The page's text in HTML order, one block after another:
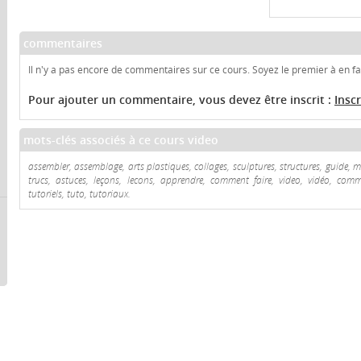
commentaires
Il n'y a pas encore de commentaires sur ce cours. Soyez le premier à en
Pour ajouter un commentaire, vous devez être inscrit :
mots-clés associés à ce cours video
assembler, assemblage, arts plastiques, collages, sculptures, structures, guide,
trucs, astuces, leçons, lecons, apprendre, comment faire, video, vidéo,
tutoriels, tuto, tutoriaux.